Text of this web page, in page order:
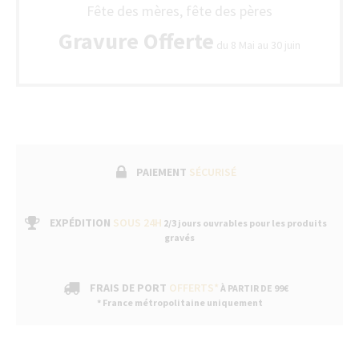
Fête des mères, fête des pères
Gravure Offerte du 8 Mai au 30 juin
PAIEMENT SÉCURISÉ
EXPÉDITION SOUS 24H 2/3 jours ouvrables pour les produits
gravés
FRAIS DE PORT OFFERTS* À PARTIR DE 99€
* France métropolitaine uniquement